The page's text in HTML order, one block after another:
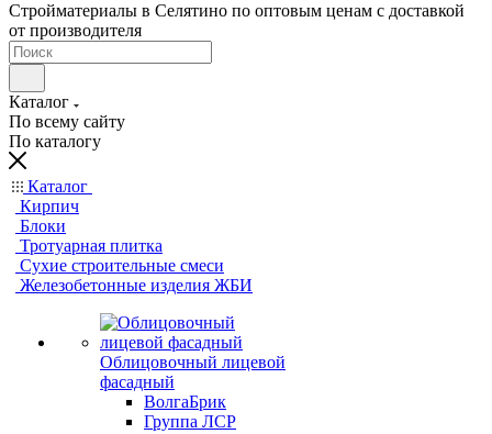
Стройматериалы в Селятино по оптовым ценам с доставкой
от производителя
Каталог
По всему сайту
По каталогу
Каталог
Кирпич
Блоки
Тротуарная плитка
Сухие строительные смеси
Железобетонные изделия ЖБИ
Облицовочный лицевой
фасадный
ВолгаБрик
Группа ЛСР